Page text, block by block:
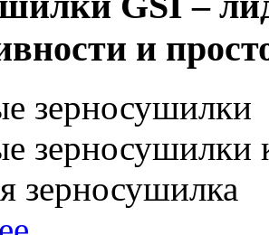
и
зерносушилки
зерносушилки
зерносушилка